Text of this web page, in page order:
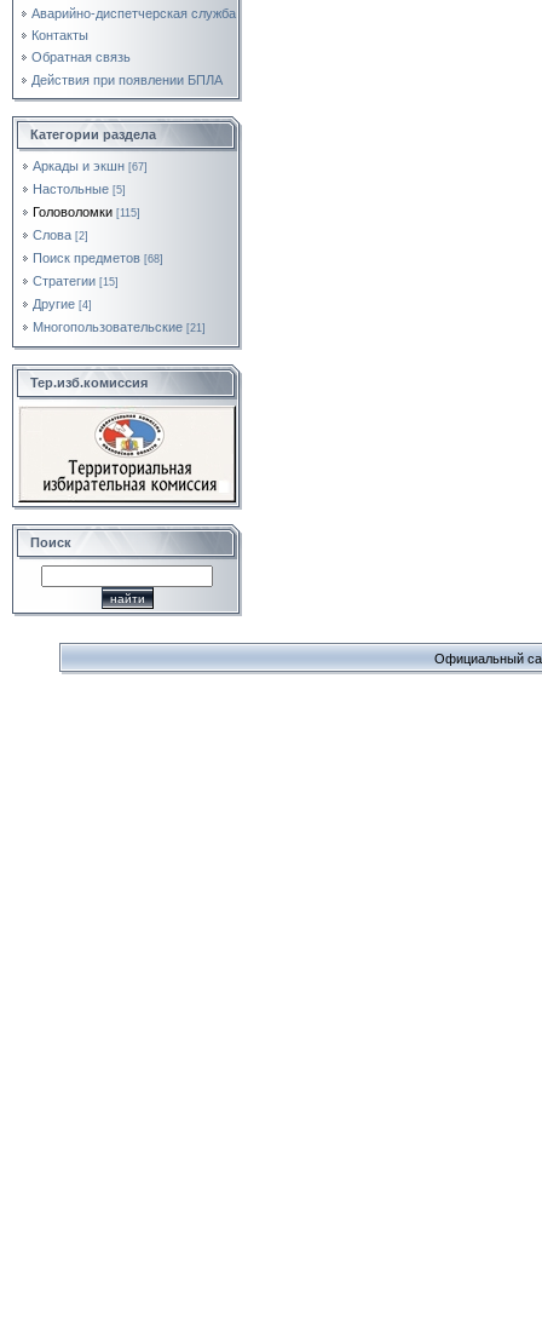
Аварийно-диспетчерская служба
Контакты
Обратная связь
Действия при появлении БПЛА
Категории раздела
Аркады и экшн [67]
Настольные [5]
Головоломки [115]
Слова [2]
Поиск предметов [68]
Стратегии [15]
Другие [4]
Многопользовательские [21]
Тер.изб.комиссия
Поиск
Официальный сайт